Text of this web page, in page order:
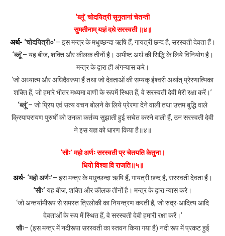
‘ब्लूं’ चोदयित्री सूनृतानां चेतन्ती
सुमतीनाम् यज्ञं दधे सरस्वती ॥४॥
अर्थ- ‘चोदयित्री०’– इस मन्त्र के मधुच्छन्दा ऋषि हैं, गायत्री छन्द है, सरस्वती देवता हैं।
‘ब्लूं’– यह बीज, शक्ति और कीलक तीनों है। अभीष्ट अर्थ की सिद्धि के लिये विनियोग है।
मन्त्र के द्वारा ही अंगन्यास करे।
‘जो अध्यात्म और अधिदैवरूपा हैं तथा जो देवताओं की सम्यक् ईश्वरी अर्थात् प्रेरणात्मिका
शक्ति हैं, जो हमारे भीतर मध्यमा वाणी के रूपमें स्थित हैं, वे सरस्वती देवी मेरी रक्षा करें।’
‘ब्लूं’– जो प्रिय एवं सत्य वचन बोलने के लिये प्रेरणा देने वाली तथा उत्तम बुद्धि वाले
क्रियापरायण पुरुषों को उनका कर्तव्य सुझाती हुई सचेत करने वाली हैं, उन सरस्वती देवी
ने इस यज्ञ को धारण किया है॥४॥
‘सौः’ महो अर्णः सरस्वती प्र चेतयति केतुना।
धियो विश्वा वि राजति॥५॥
अर्थ- ‘महो अर्णः’– इस मन्त्र के मधुच्छन्दा ऋषि हैं, गायत्री छन्द है, सरस्वती देवता हैं।
‘सौः’ यह बीज, शक्ति और कीलक तीनों है। मन्त्र के द्वारा न्यास करे।
‘जो अन्तर्यामीरूप से समस्त त्रिलोकी का नियन्त्रण करती हैं, जो रुद्र-आदित्य आदि
देवताओं के रूप में स्थित हैं, वे सरस्वती देवी हमारी रक्षा करें।’
सौः– (इस मन्त्र में नदीरूपा सरस्वती का स्तवन किया गया है) नदी रूप में प्रकट हुई